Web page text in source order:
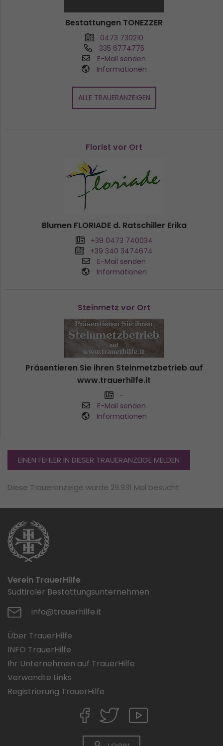
Bestattungen TONEZZER
0473 730210
335 6774775
E-Mail senden
Informationen
ALLE TRAUERANZEIGEN
Florist vor Ort
Blumen FLORIADE d. Ratschiller Erika
+39 0473 740034
+39 340 3474674
E-Mail senden
Informationen
Steinmetz vor Ort
Präsentieren Sie ihren Steinmetzbetrieb auf
www.trauerhilfe.it
-
E-Mail senden
Informationen
EINEN FEHLER IN DIESER TRAUERANZEIGE MELDEN
Diese Traueranzeige wurde 29.931 Mal besucht
Verein TrauerHilfe
Südtiroler Bestattungsunternehmen
info@trauerhilfe.it
Über TrauerHilfe
INFO TrauerHilfe
Ihr Unternehmen auf TrauerHilfe
Verwandte Links
Registrierung TrauerHilfe